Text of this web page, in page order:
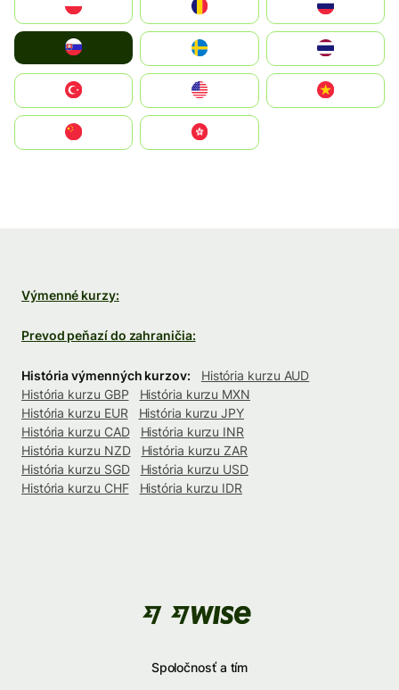
United States
中國香港特別行政區
Výmenné kurzy:
Prevod peňazí do zahraničia:
História výmenných kurzov:
História kurzu AUD
História kurzu GBP
História kurzu MXN
História kurzu EUR
História kurzu JPY
História kurzu CAD
História kurzu INR
História kurzu NZD
História kurzu ZAR
História kurzu SGD
História kurzu USD
História kurzu CHF
História kurzu IDR
Spoločnosť a tím